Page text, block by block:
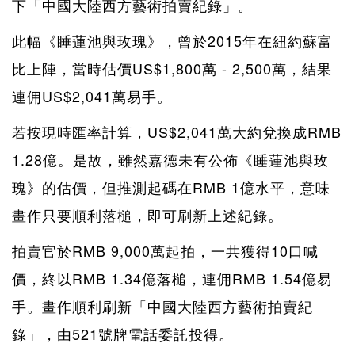
下「中國大陸西方藝術拍賣紀錄」。
此幅《睡蓮池與玫瑰》，曾於2015年在紐約蘇富
比上陣，當時估價US$1,800萬 - 2,500萬，結果
連佣US$2,041萬易手。
若按現時匯率計算，US$2,041萬大約兌換成RMB
1.28億。是故，雖然嘉德未有公佈《睡蓮池與玫
瑰》的估價，但推測起碼在RMB 1億水平，意味
畫作只要順利落槌，即可刷新上述紀錄。
拍賣官於RMB 9,000萬起拍，一共獲得10口喊
價，終以RMB 1.34億落槌，連佣RMB 1.54億易
手。畫作順利刷新「中國大陸西方藝術拍賣紀
錄」，由521號牌電話委託投得。